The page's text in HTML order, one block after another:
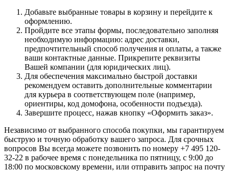
Добавьте выбранные товары в корзину и перейдите к
оформлению.
Пройдите все этапы формы, последовательно заполняя
необходимую информацию: адрес доставки,
предпочтительный способ получения и оплаты, а также
ваши контактные данные. Прикрепите реквизиты
Вашей компании (для юридических лиц).
Для обеспечения максимально быстрой доставки
рекомендуем оставить дополнительные комментарии
для курьера в соответствующем поле (например,
ориентиры, код домофона, особенности подъезда).
Завершите процесс, нажав кнопку «Оформить заказ».
Независимо от выбранного способа покупки, мы гарантируем
быструю и точную обработку вашего запроса. Для срочных
вопросов Вы всегда можете позвонить по номеру +7 495 120-
32-22 в рабочее время с понедельника по пятницу, с 9:00 до
18:00 по московскому времени, или отправить запрос на почту